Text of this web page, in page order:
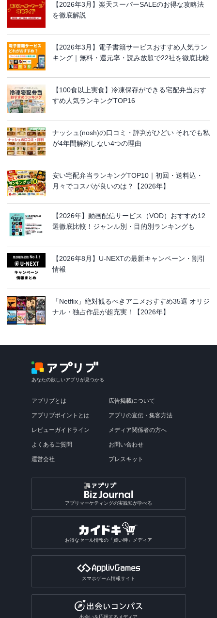
【2026年3月】楽天スーパーSALEのお得な攻略法
を徹底解説
【2026年3月】電子書籍サービスおすすめ人気ラン
キング｜無料・還元率・読み放題で22社を徹底比較
【100食以上実食】冷凍保存ができる宅配弁当おす
すめ人気ランキングTOP16
ナッシュ(nosh)の口コミ・評判がひどい それでも私
が4年間解約しない4つの理由
安い宅配弁当ランキングTOP10｜初回・送料込・
月々でコスパが良いのは？【2026年】
【2026年】動画配信サービス（VOD）おすすめ12
選徹底比較！ジャンル別・目的別ランキングも
【2026年8月】U-NEXTの最新キャンペーン・割引
情報
「Netflix」絶対観るべきアニメおすすめ35選 オリジ
ナル・独占作品が超充実！【2026年】
あなたの欲しいアプリが見つかる
アプリブとは
アプリブポイントとは
レビューガイドライン
よくあるご質問
運営会社
広告掲載について
アプリの宣伝・集客方法
メディア関係者の方へ
お問い合わせ
プレスキット
アプリマーケティングの実践知が学べる
お得なセール情報の「買い時」メディア
スマホゲーム情報サイト
出会いを応援するメディア